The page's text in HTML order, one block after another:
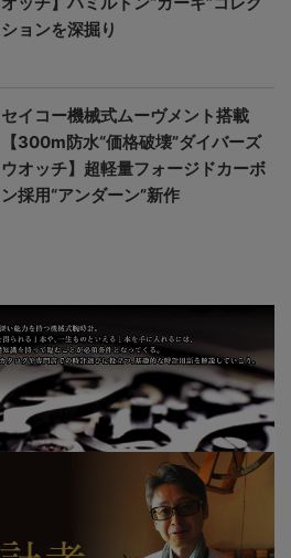
ションを深掘り
セイコー機械式ムーヴメント搭載
【300m防水“価格破壊”ダイバーズ
ウオッチ】超軽量フォージドカーボ
ン採用“アンダーン”新作